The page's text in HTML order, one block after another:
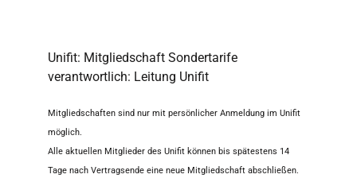
Unifit: Mitgliedschaft Sondertarife
verantwortlich: Leitung Unifit
Mitgliedschaften sind nur mit persönlicher Anmeldung im Unifit
möglich.
Alle aktuellen Mitglieder des Unifit können bis spätestens 14
Tage nach Vertragsende eine neue Mitgliedschaft abschließen.